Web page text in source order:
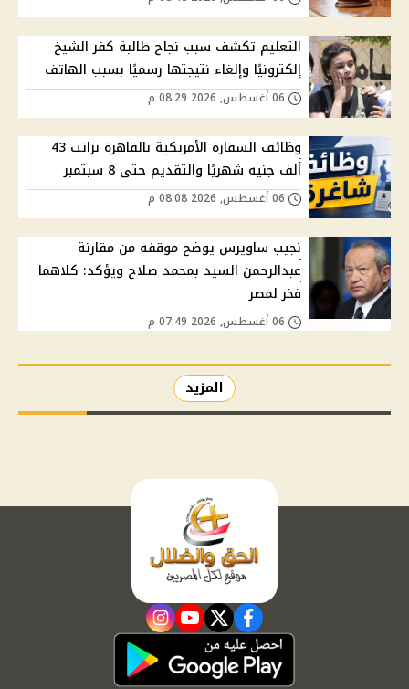
التعليم تكشف سبب نجاح طالبة كفر الشيخ
إلكترونيًا وإلغاء نتيجتها رسميًا بسبب الهاتف
وظائف السفارة الأمريكية بالقاهرة براتب 43
ألف جنيه شهريًا والتقديم حتى 8 سبتمبر
نجيب ساويرس يوضح موقفه من مقارنة
عبدالرحمن السيد بمحمد صلاح ويؤكد: كلاهما
فخر لمصر
المزيد
facebook
twitter
youtube
instagram